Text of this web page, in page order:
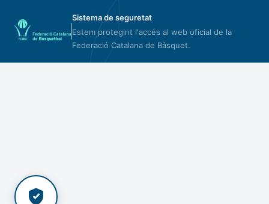
Sistema de seguretat
Estem protegint l'accés al web oficial de la
Federació Catalana de Bàsquet.